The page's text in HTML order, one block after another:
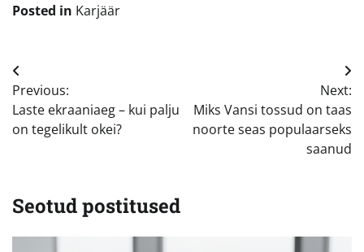
Posted in Karjäär
Navigeerimine
Previous:
Laste ekraaniaeg – kui palju
on tegelikult okei?
Next:
Miks Vansi tossud on taas
noorte seas populaarseks
saanud
Seotud postitused